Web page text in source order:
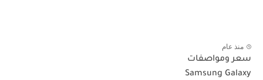
منذ عام
سعر ومواصفات
Samsung Galaxy